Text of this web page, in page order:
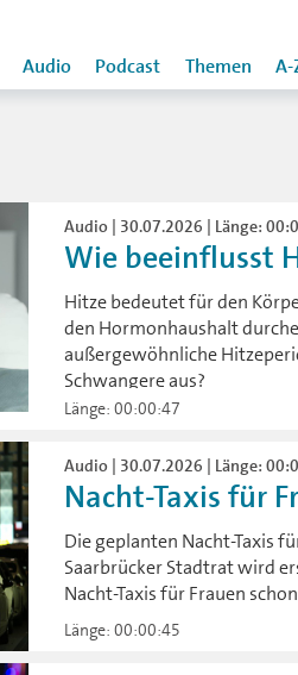
Audio Podcast Themen A-
Audio | 30.07.2026 | Länge:
Wie beeinflusst
Hitze bedeutet für den
den Hormonhaushalt
außergewöhnliche
Schwangere aus?
Länge: 00:00:47
Audio | 30.07.2026 | Länge:
Nacht-Taxis für
Die geplanten Nacht-Taxis
Saarbrücker Stadtrat wird
Nacht-Taxis für Frauen
Länge: 00:00:45